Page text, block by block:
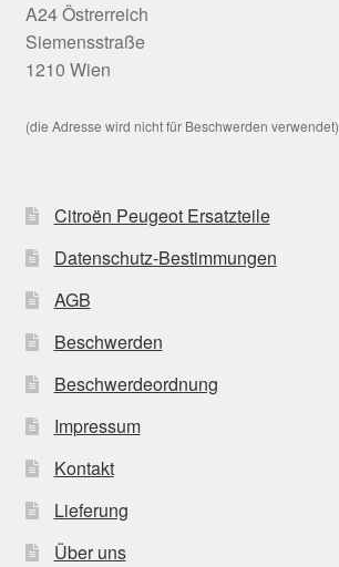
A24 Östrerreich
Siemensstraße
1210 Wien
(die Adresse wird nicht für Beschwerden verwendet)
Citroën Peugeot Ersatzteile
Datenschutz-Bestimmungen
AGB
Beschwerden
Beschwerdeordnung
Impressum
Kontakt
Lieferung
Über uns